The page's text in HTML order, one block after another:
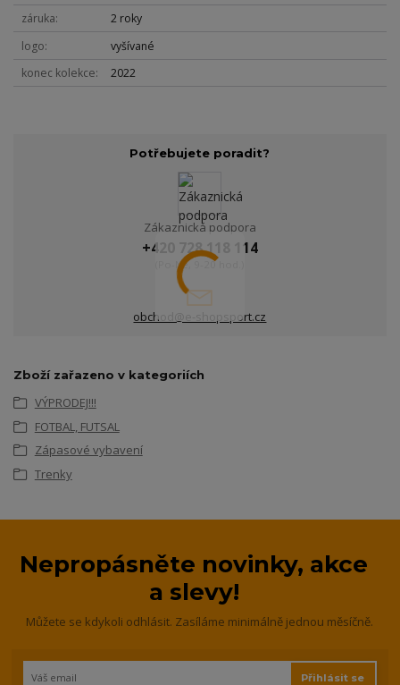
záruka
2 roky
logo
vyšívané
konec kolekce
2022
Potřebujete poradit?
Zákaznická podpora
+420 728 118 114
(Po-Ne, 9-20 hod.)
obchod@e-shopsport.cz
Zboží zařazeno v kategoriích
VÝPRODEJ!!!
FOTBAL, FUTSAL
Zápasové vybavení
Trenky
Nepropásněte novinky, akce
a slevy!
Můžete se kdykoli odhlásit. Zasíláme minimálně jednou měsíčně.
Přihlásit se